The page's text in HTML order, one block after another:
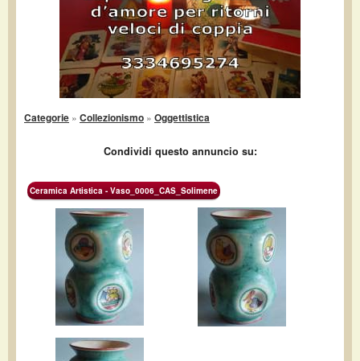
Categorie » Collezionismo » Oggettistica
Condividi questo annuncio su:
Ceramica Artistica - Vaso_0006_CAS_Solimene